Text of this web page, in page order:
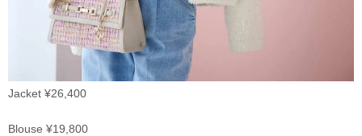
Jacket ¥26,400
Blouse ¥19,800